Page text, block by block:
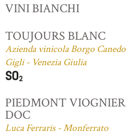
VINI BIANCHI
TOUJOURS BLANC
Azienda vinicola Borgo Canedo
Gigli - Venezia Giulia
PIEDMONT VIOGNIER
DOC
Luca Ferraris - Monferrato